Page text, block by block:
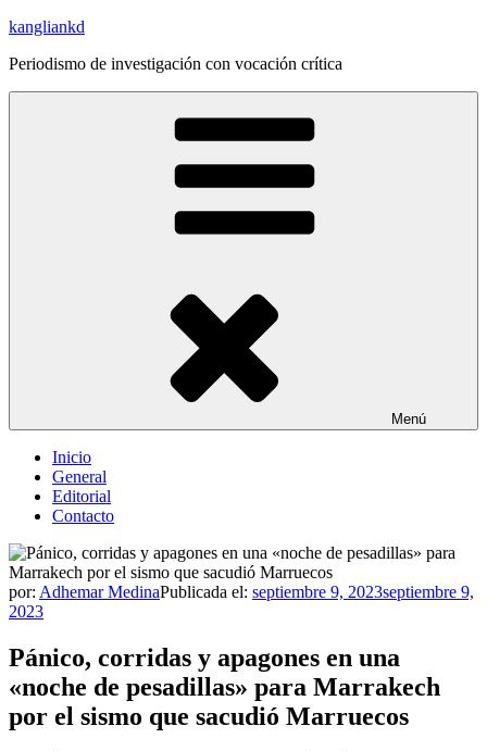
Saltar
contenido
kangliankd
Periodismo de investigación con vocación crítica
Menú
Inicio
General
Editorial
Contacto
por: Adhemar MedinaPublicada el: septiembre 9, 2023septiembre 9,
2023
Pánico, corridas y apagones en una
«noche de pesadillas» para Marrakech
por el sismo que sacudió Marruecos